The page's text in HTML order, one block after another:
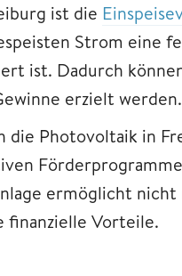
ist die
Strom eine
ist. Dadurch
erzielt werden.
die Photovoltaik in
ermöglicht nicht
finanzielle Vorteile.